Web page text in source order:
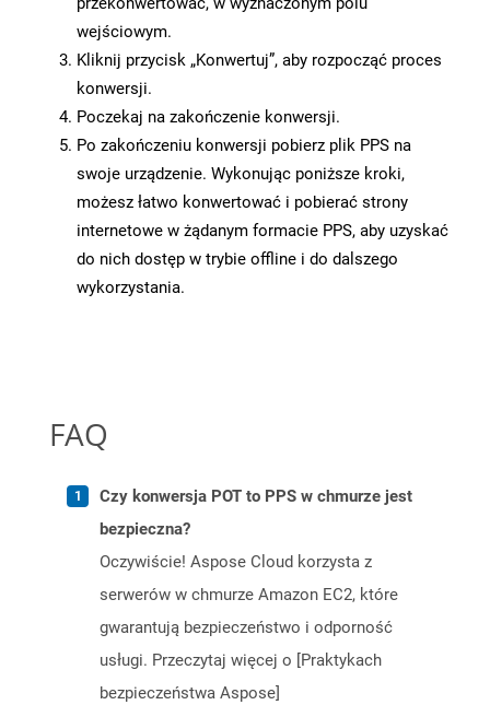
wejściowym.
Kliknij przycisk „Konwertuj”, aby rozpocząć proces
konwersji.
Poczekaj na zakończenie konwersji.
Po zakończeniu konwersji pobierz plik PPS na
swoje urządzenie. Wykonując poniższe kroki,
możesz łatwo konwertować i pobierać strony
internetowe w żądanym formacie PPS, aby uzyskać
do nich dostęp w trybie offline i do dalszego
wykorzystania.
FAQ
Czy konwersja POT to PPS w chmurze jest
bezpieczna?
Oczywiście! Aspose Cloud korzysta z
serwerów w chmurze Amazon EC2, które
gwarantują bezpieczeństwo i odporność
usługi. Przeczytaj więcej o [Praktykach
bezpieczeństwa Aspose]